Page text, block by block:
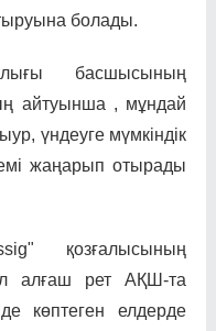
болады.
басшысының
айтуынша , мұндай
үндеуге мүмкіндік
жаңарып отырады
қозғалысының
алғаш рет АҚШ-та
көптеген елдерде